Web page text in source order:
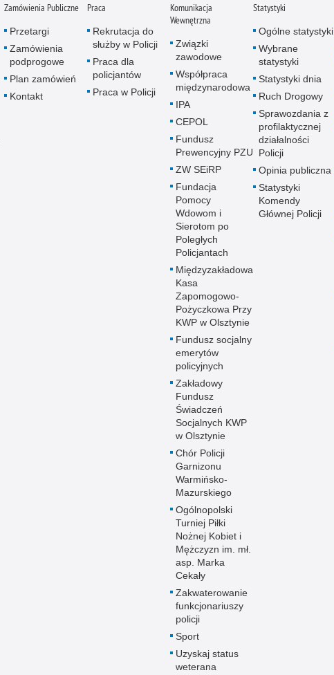
Zamówienia Publiczne
Przetargi
Zamówienia
podprogowe
Plan zamówień
Kontakt
Praca
Rekrutacja do
służby w Policji
Praca dla
policjantów
Praca w Policji
Komunikacja
Wewnętrzna
Związki
zawodowe
Współpraca
międzynarodowa
IPA
CEPOL
Fundusz
Prewencyjny PZU
ZW SEiRP
Fundacja
Pomocy
Wdowom i
Sierotom po
Poległych
Policjantach
Międzyzakładowa
Kasa
Zapomogowo-
Pożyczkowa Przy
KWP w Olsztynie
Fundusz socjalny
emerytów
policyjnych
Zakładowy
Fundusz
Świadczeń
Socjalnych KWP
w Olsztynie
Chór Policji
Garnizonu
Warmińsko-
Mazurskiego
Ogólnopolski
Turniej Piłki
Nożnej Kobiet i
Mężczyzn im. mł.
asp. Marka
Cekały
Zakwaterowanie
funkcjonariuszy
policji
Sport
Uzyskaj status
weterana
Statystyki
Ogólne statystyki
Wybrane
statystyki
Statystyki dnia
Ruch Drogowy
Sprawozdania z
profilaktycznej
działalności
Policji
Opinia publiczna
Statystyki
Komendy
Głównej Policji